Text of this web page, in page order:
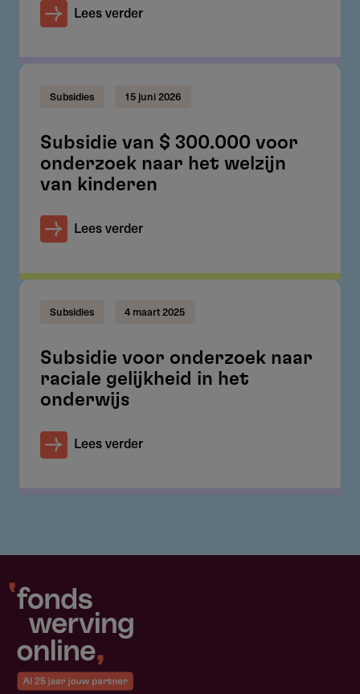
Lees verder
Subsidies 15 juni 2026
Subsidie van $ 300.000 voor
onderzoek naar het welzijn
van kinderen
Lees verder
Subsidies 4 maart 2025
Subsidie voor onderzoek naar
raciale gelijkheid in het
onderwijs
Lees verder